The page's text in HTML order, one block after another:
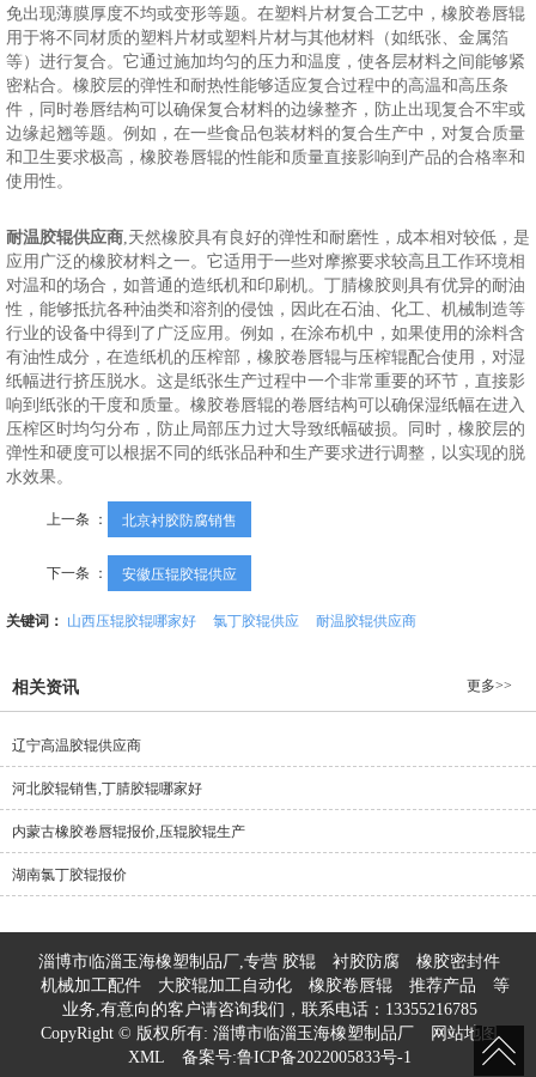
免出现薄膜厚度不均或变形等题。在塑料片材复合工艺中，橡胶卷唇辊
用于将不同材质的塑料片材或塑料片材与其他材料（如纸张、金属箔
等）进行复合。它通过施加均匀的压力和温度，使各层材料之间能够紧
密粘合。橡胶层的弹性和耐热性能够适应复合过程中的高温和高压条
件，同时卷唇结构可以确保复合材料的边缘整齐，防止出现复合不牢或
边缘起翘等题。例如，在一些食品包装材料的复合生产中，对复合质量
和卫生要求极高，橡胶卷唇辊的性能和质量直接影响到产品的合格率和
使用性。
耐温胶辊供应商,天然橡胶具有良好的弹性和耐磨性，成本相对较低，是
应用广泛的橡胶材料之一。它适用于一些对摩擦要求较高且工作环境相
对温和的场合，如普通的造纸机和印刷机。丁腈橡胶则具有优异的耐油
性，能够抵抗各种油类和溶剂的侵蚀，因此在石油、化工、机械制造等
行业的设备中得到了广泛应用。例如，在涂布机中，如果使用的涂料含
有油性成分，在造纸机的压榨部，橡胶卷唇辊与压榨辊配合使用，对湿
纸幅进行挤压脱水。这是纸张生产过程中一个非常重要的环节，直接影
响到纸张的干度和质量。橡胶卷唇辊的卷唇结构可以确保湿纸幅在进入
压榨区时均匀分布，防止局部压力过大导致纸幅破损。同时，橡胶层的
弹性和硬度可以根据不同的纸张品种和生产要求进行调整，以实现的脱
水效果。
上一条 ： 北京衬胶防腐销售
下一条 ： 安徽压辊胶辊供应
关键词： 山西压辊胶辊哪家好 氯丁胶辊供应 耐温胶辊供应商
相关资讯 更多>>
辽宁高温胶辊供应商
河北胶辊销售,丁腈胶辊哪家好
内蒙古橡胶卷唇辊报价,压辊胶辊生产
湖南氯丁胶辊报价
淄博市临淄玉海橡塑制品厂,专营 胶辊 衬胶防腐
橡胶密封件
机械加工配件
大胶辊加工自动化 橡胶卷唇辊 推荐产品
等
业务,有意向的客户请咨询我们，联系电话： 13355216785
CopyRight © 版权所有:淄博市临淄玉海橡塑制品厂
网站地图
XML
备案号:鲁ICP备2022005833号-1